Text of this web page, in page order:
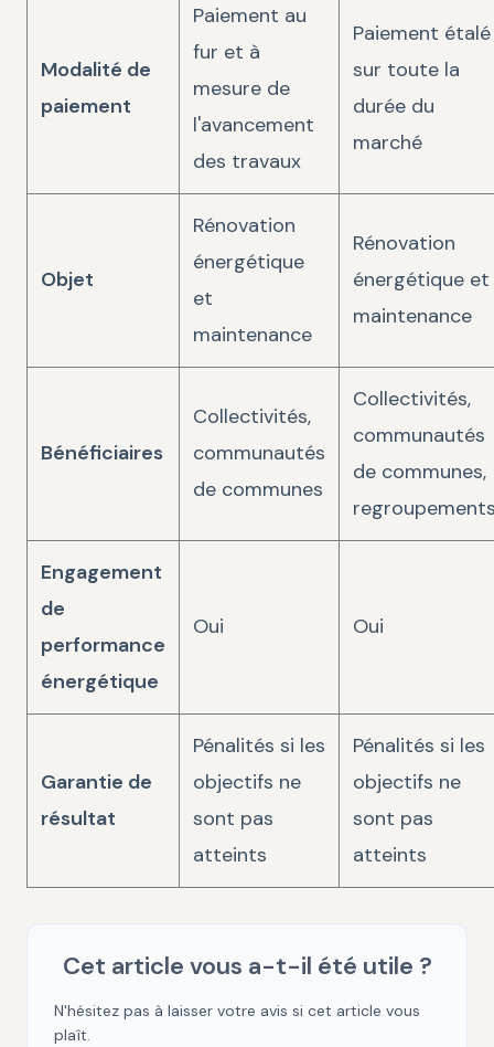
Modalité de
paiement
Paiement au
fur et à
mesure de
l'avancement
des travaux
Paiement étalé
sur toute la
durée du
marché
Objet
Rénovation
énergétique
et
maintenance
Rénovation
énergétique et
maintenance
Bénéficiaires
Collectivités,
communautés
de communes
Collectivités,
communautés
de communes,
Engagement
de
performance
énergétique
Oui Oui
Garantie de
résultat
Pénalités si les
objectifs ne
sont pas
atteints
Pénalités si les
objectifs ne
sont pas
atteints
Cet article vous a-t-il été utile ?
N'hésitez pas à laisser votre avis si cet article vous
plaît.